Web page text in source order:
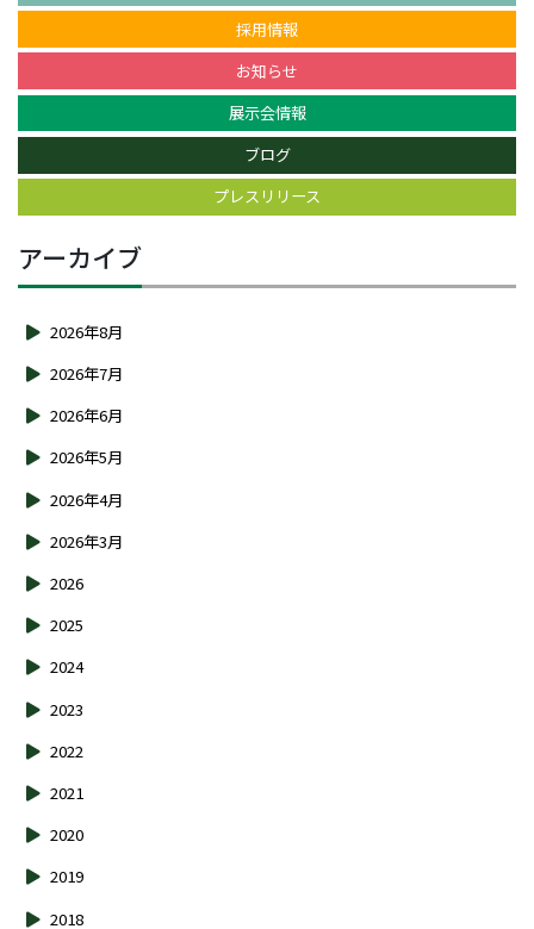
採用情報
お知らせ
展示会情報
ブログ
プレスリリース
アーカイブ
2026年8月
2026年7月
2026年6月
2026年5月
2026年4月
2026年3月
2026
2025
2024
2023
2022
2021
2020
2019
2018